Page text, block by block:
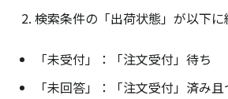
検索条件の「出荷状態」が以下に
「未受付」：「注文受付」待ち
「未回答」：「注文受付」済み